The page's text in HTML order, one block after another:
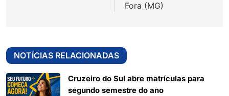
Fora (MG)
NOTÍCIAS RELACIONADAS
Cruzeiro do Sul abre matrículas para
segundo semestre do ano